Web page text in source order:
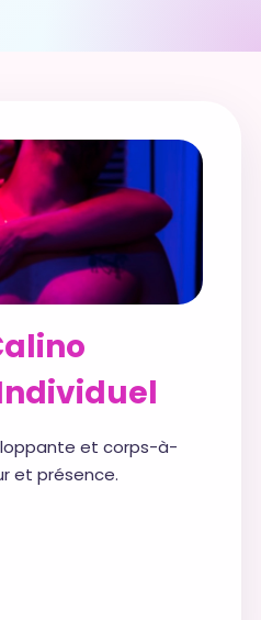
et corps-à-
et présence.